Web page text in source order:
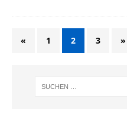
« 1 2 3 »